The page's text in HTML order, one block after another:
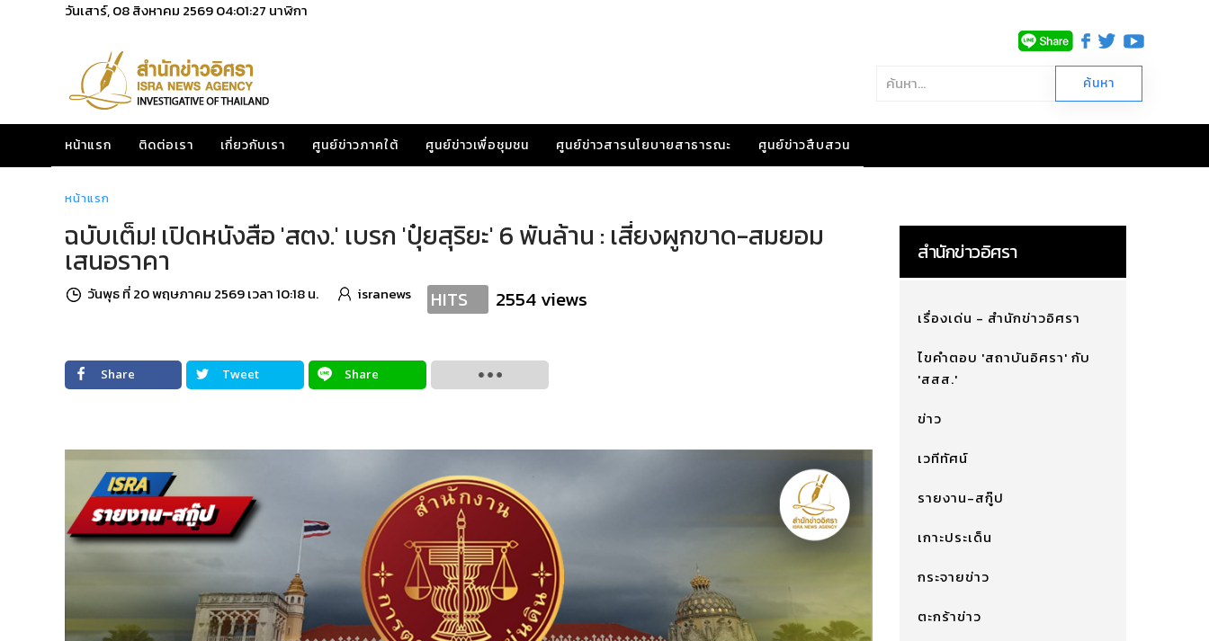
วันเสาร์, 08 สิงหาคม 256904:01:28 นาฬิกา
หน้าแรก ติดต่อเรา เกี่ยวกับเรา ศูนย์ข่าวภาคใต้ ศูนย์ข่าวเพื่อชุมชน ศูนย์ข่าวสารนโยบายสาธารณะ ศูนย์ข่าวสืบสวน
หน้าแรก
ฉบับเต็ม! เปิดหนังสือ 'สตง.' เบรก 'ปุ๋ยสุริยะ' 6 พันล้าน : เสี่ยงผูกขาด-สมยอม
เสนอราคา
วันพุธ ที่ 20 พฤษภาคม 2569 เวลา 10:18 น. isranews HITS 2554 views
Share Tweet Share
สำนักข่าวอิศรา
เรื่องเด่น - สำนักข่าวอิศรา
ไขคำตอบ 'สถาบันอิศรา' กับ
'สสส.'
ข่าว
เวทีทัศน์
รายงาน-สกู๊ป
เกาะประเด็น
กระจายข่าว
ตะกร้าข่าว